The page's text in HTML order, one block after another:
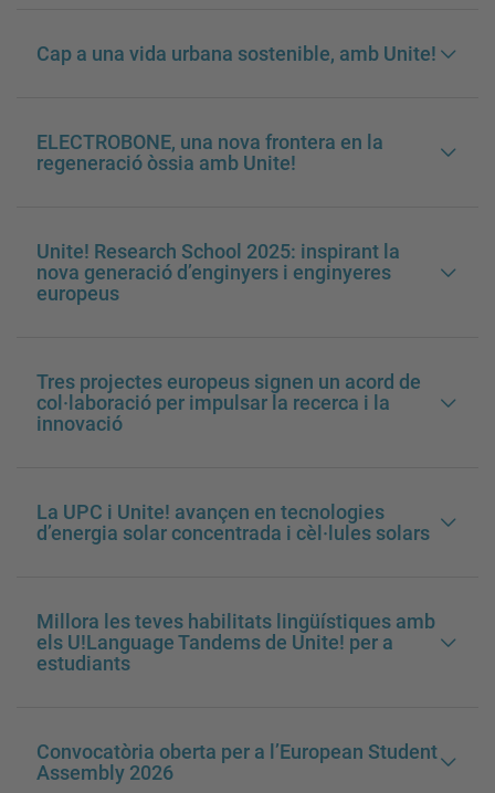
Cap a una vida urbana sostenible, amb Unite!
ELECTROBONE, una nova frontera en la
regeneració òssia amb Unite!
Unite! Research School 2025: inspirant la
nova generació d’enginyers i enginyeres
europeus
Tres projectes europeus signen un acord de
col·laboració per impulsar la recerca i la
innovació
La UPC i Unite! avançen en tecnologies
d’energia solar concentrada i cèl·lules solars
Millora les teves habilitats lingüístiques amb
els U!Language Tandems de Unite! per a
estudiants
Convocatòria oberta per a l’European Student
Assembly 2026